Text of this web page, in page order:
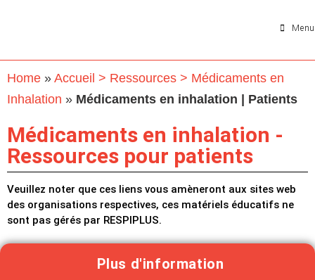
Menu
Home » Accueil > Ressources > Médicaments en
Inhalation » Médicaments en inhalation | Patients
Médicaments en inhalation -
Ressources pour patients
Veuillez noter que ces liens vous amèneront aux sites web
des organisations respectives, ces matériels éducatifs ne
sont pas gérés par RESPIPLUS.
Plus d'information